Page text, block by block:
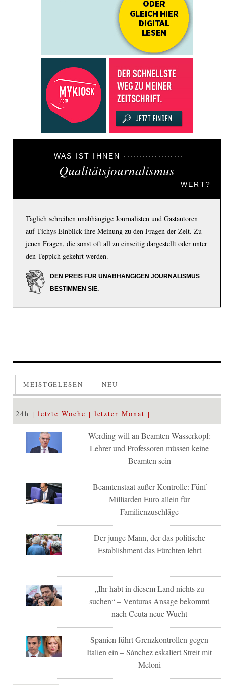
WAS IST IHNEN
Qualitätsjournalismus
WERT?
Täglich schreiben unabhängige Journalisten und Gastautoren
auf Tichys Einblick ihre Meinung zu den Fragen der Zeit. Zu
jenen Fragen, die sonst oft all zu einseitig dargestellt oder unter
den Teppich gekehrt werden.
DEN PREIS FÜR UNABHÄNGIGEN JOURNALISMUS
BESTIMMEN SIE.
MEISTGELESEN NEU
24h letzte Woche letzter Monat
Werding will an Beamten-Wasserkopf:
Lehrer und Professoren müssen keine
Beamten sein
Beamtenstaat außer Kontrolle: Fünf
Milliarden Euro allein für
Familienzuschläge
Der junge Mann, der das politische
Establishment das Fürchten lehrt
„Ihr habt in diesem Land nichts zu
suchen“ – Venturas Ansage bekommt
nach Ceuta neue Wucht
Spanien führt Grenzkontrollen gegen
Italien ein – Sánchez eskaliert Streit mit
Meloni